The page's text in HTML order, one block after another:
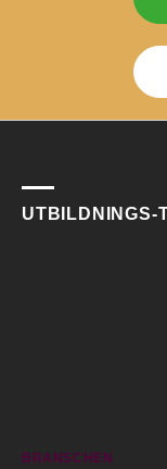
UTBILDNINGS-
BRANSCHEN